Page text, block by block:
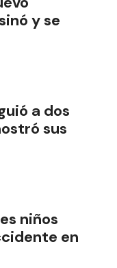
y se
a dos
sus
niños
en